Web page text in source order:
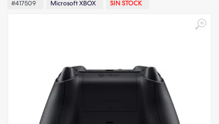
#417509 Microsoft XBOX SIN STOCK